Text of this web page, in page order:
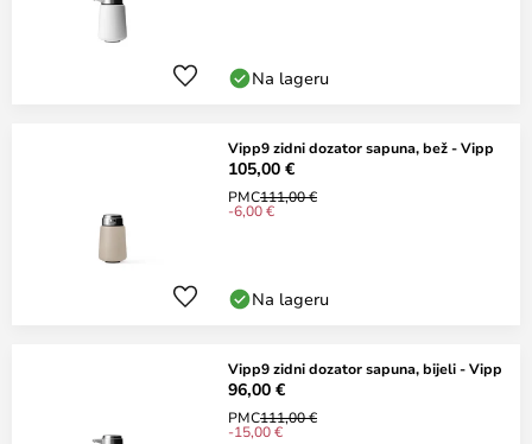
Na lageru
Vipp9 zidni dozator sapuna, bež - Vipp
105,00 €
PMC111,00 €
-6,00 €
Na lageru
Vipp9 zidni dozator sapuna, bijeli - Vipp
96,00 €
PMC111,00 €
-15,00 €